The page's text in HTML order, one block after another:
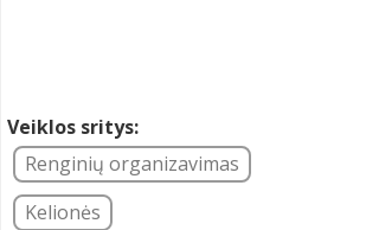
Veiklos sritys:
Renginių organizavimas
Kelionės